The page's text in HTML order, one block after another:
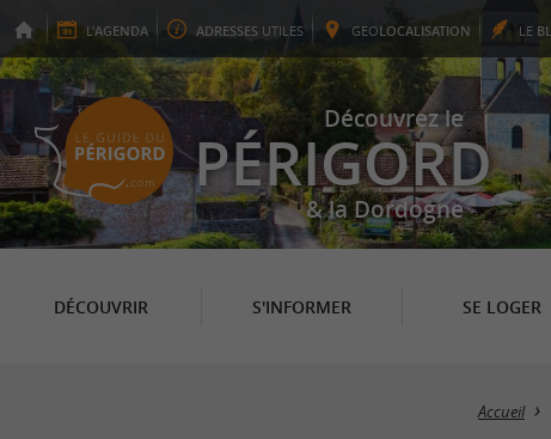
L'AGENDA ADRESSES UTILES GEOLOCALISATION LE
Découvrez le
PÉRIGORD
& la Dordogne
DÉCOUVRIR S'INFORMER SE LOGER
Accueil